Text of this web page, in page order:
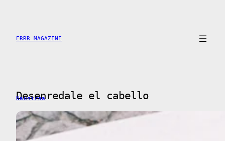
contenido
ERRR MAGAZINE
Desenredale el cabello
Nausicaa